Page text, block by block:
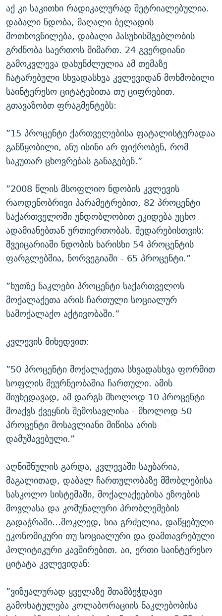
აქ კი საკითხი რადიკალურად შეტრიალებულია.
დაბალი ნდობა, მაღალი ბელადის
მოთხოვნილება, დაბალი პასუხისმგებლობის
გრძნობა საერთოს მიმართ. 24 გვერდიანი
გამოკვლევა დახუნძლულია ამ თემაზე
ჩატარებული სხვადასხვა კვლევიდან მოხმობილი
საინტერესო ციტატებითა თუ ციფრებით.
გთავაზობთ ფრაგმენტებს:
”15 პროცენტი ქართველებისა ფატალისტურადაა
განწყობილი, ანუ ისინი არ ფიქრობენ, რომ
საკუთარ ცხოვრებას განაგებენ.”
”2008 წლის მსოფლიო ნდობის კვლევის
რაოდენობრივი პარამეტრებით, 82 პროცენტი
საქართველოში უნდობლობით ეკიდება უცხო
ადამიანებთან ურთიერთობას. შედარებისთვის:
შვეიცარიაში ნდობის ხარისხი 54 პროცენტის
ფარგლებშია, ნორვეგიაში - 65 პროცენტი.”
”ხუთზე ნაკლები პროცენტი საქართველოს
მოქალაქეთა არის ჩართული სოციალურ
სამოქალაქო აქტივობაში.”
კვლევის მიხედვით:
”50 პროცენტი მოქალაქეთა სხვადასხვა ფორმით
სოფლის მეურნეობაშია ჩართული. ამის
მიუხედავად, ამ დარგს მხოლოდ 10 პროცენტი
მოაქვს ქვეყნის შემოსავლისა - მხოლოდ 50
პროცენტი მოსავლიანი მიწისა არის
დამუშავებული.”
აღნიშნულის გარდა, კვლევაში საუბარია,
მაგალითად, დაბალ ჩართულობაზე მშობლებისა
სასკოლო სისტემაში, მოქალაქეებისა ეზოების
მოვლასა და კომუნალური პრობლემების
გადაჭრაში…მოკლედ, სია გრძელია, დაწყებული
ეკონომიკური თუ სოციალური და დამთავრებული
პოლიტიკური კავშირებით. აი, ერთი საინტერესო
ციტატა კვლევიდან:
”ვიზუალურად ყველაზე შთამბეჭდავი
გამოხატულება კოლაბორაციის ნაკლებობისა